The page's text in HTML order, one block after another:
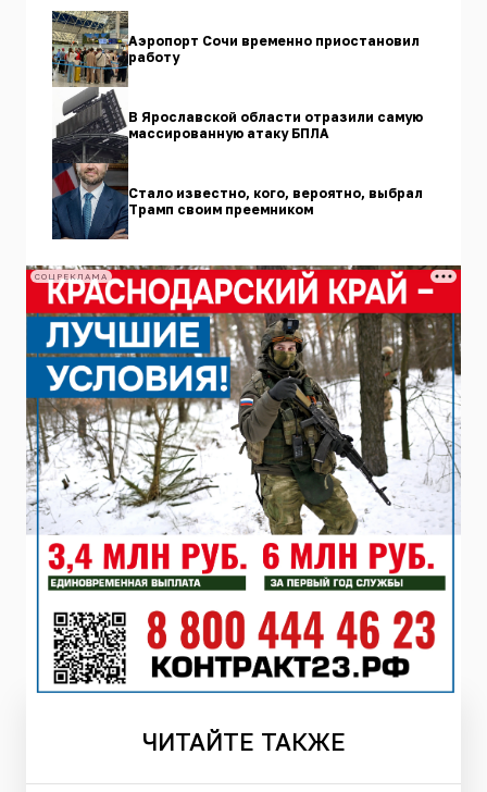
Аэропорт Сочи временно приостановил
работу
В Ярославской области отразили самую
массированную атаку БПЛА
Стало известно, кого, вероятно, выбрал
Трамп своим преемником
СОЦРЕКЛАМА
ЧИТАЙТЕ ТАКЖЕ